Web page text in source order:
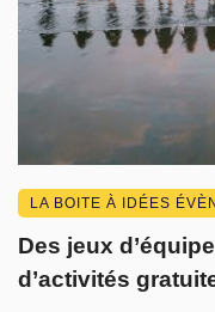
LA BOITE À IDÉES
Des jeux
d’activités